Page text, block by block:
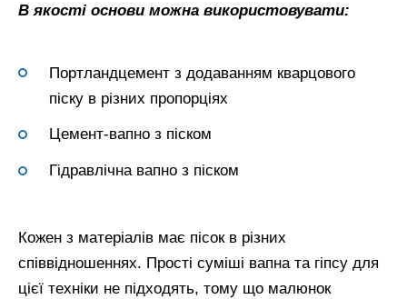
В якості основи можна використовувати:
Портландцемент з додаванням кварцового
піску в різних пропорціях
Цемент-вапно з піском
Гідравлічна вапно з піском
Кожен з матеріалів має пісок в різних
співвідношеннях. Прості суміші вапна та гіпсу для
цієї техніки не підходять, тому що малюнок